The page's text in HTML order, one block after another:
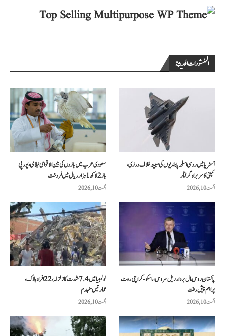
المنشورات الحديثة
سعودی عرب میں بازوں کی بین الاقوامی نیلامی، یورپی
باز 2 لاکھ 1 ہزار ریال میں فروخت
اگست 10, 2026
آسٹریا میں روسی اسلحہ پابندیوں کی مبینہ خلاف ورزی،
کمپنی کا سربراہ گرفتار
اگست 10, 2026
کولمبیا میں 7.4 شدت کا زلزلہ، 22 افراد ہلاک،
عمارتیں منہدم
اگست 10, 2026
پاکستان روس مال بردار ریل سروس، ماسکو-کراچی روٹ
پر اہم پیش رفت
اگست 10, 2026